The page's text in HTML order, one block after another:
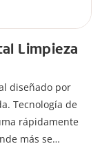
Limpieza
diseñado por
Tecnología de
rápidamente
más se